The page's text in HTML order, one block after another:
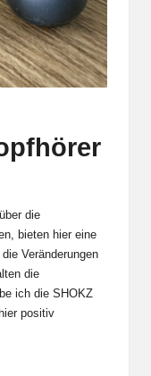
die
bieten hier eine
Veränderungen
die
ich die SHOKZ
positiv